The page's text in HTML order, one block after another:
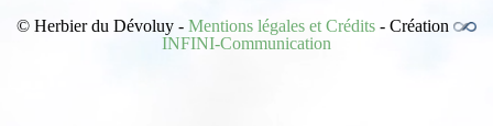
© Herbier du Dévoluy -Mentions légales et Crédits - Création
INFINI-Communication